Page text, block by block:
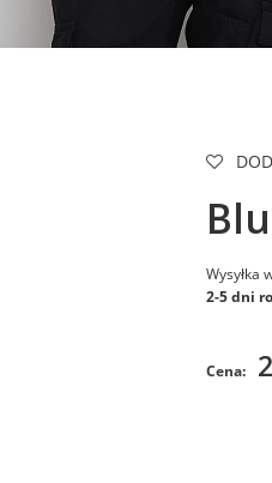
Wysyłka
2-5 dni
Cena: